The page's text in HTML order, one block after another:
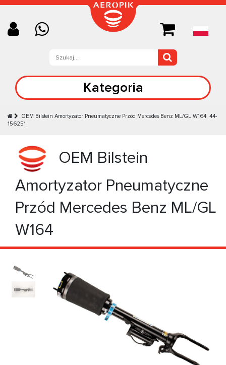
Kategoria
OEM Bilstein Amortyzator Pneumatyczne Przód Mercedes Benz ML/GL W164, 44-
156251
OEM Bilstein
Amortyzator Pneumatyczne
Przód Mercedes Benz ML/GL
W164